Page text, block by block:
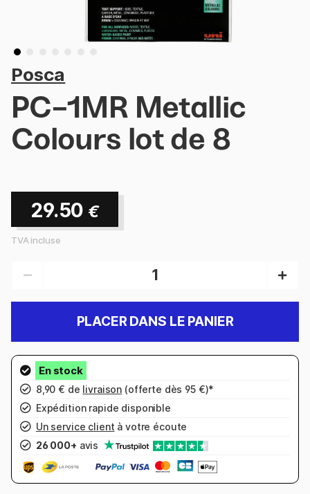
Posca
PC-1MR Metallic
Colours lot de 8
29.50 €
TVA incluse
PLACER DANS LE PANIER
8,90 € de livraison (offerte dès 95 €)*
Expédition rapide disponible
Un service client à votre écoute
26 000+ avis